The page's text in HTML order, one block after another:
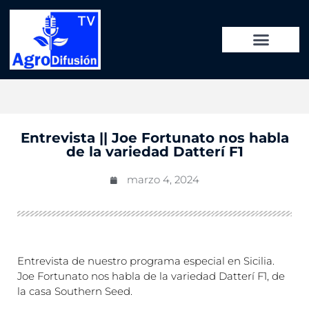
Entrevista || Joe Fortunato nos habla
de la variedad Datterí F1
marzo 4, 2024
Entrevista de nuestro programa especial en Sicilia.
Joe Fortunato nos habla de la variedad Datterí F1, de
la casa Southern Seed.